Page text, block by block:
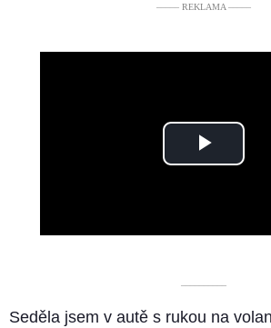
––––– REKLAMA –––––
Play
––––––––––
Seděla jsem v autě s rukou na